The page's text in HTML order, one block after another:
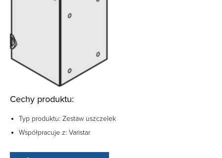
Cechy produktu:
Typ produktu: Zestaw uszczelek
Współpracuje z: Varistar